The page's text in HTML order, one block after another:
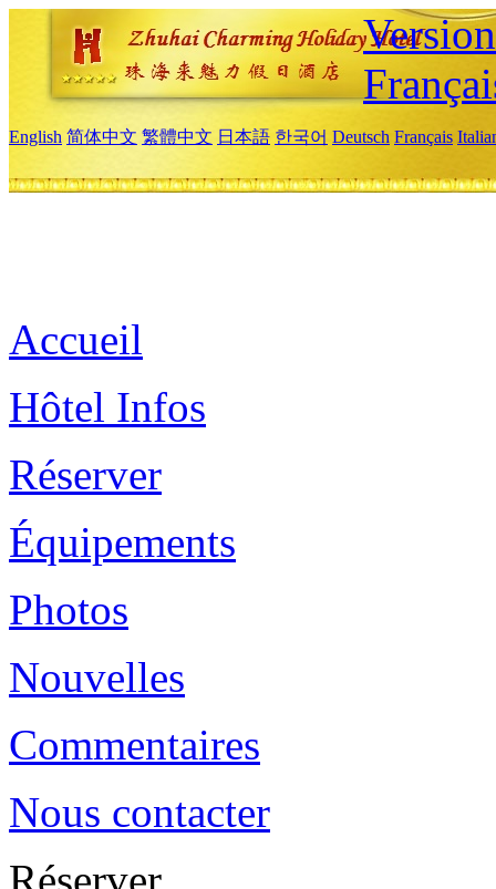
English 简体中文 繁體中文 日本語 한국어 Deutsch Français
Accueil
Hôtel Infos
Réserver
Équipements
Photos
Nouvelles
Commentaires
Nous contacter